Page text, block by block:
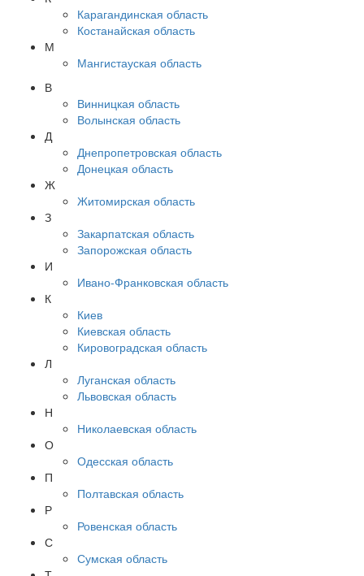
Карагандинская область
Костанайская область
М
Мангистауская область
В
Винницкая область
Волынская область
Д
Днепропетровская область
Донецкая область
Ж
Житомирская область
З
Закарпатская область
Запорожская область
И
Ивано-Франковская область
К
Киев
Киевская область
Кировоградская область
Л
Луганская область
Львовская область
Н
Николаевская область
О
Одесская область
П
Полтавская область
Р
Ровенская область
С
Сумская область